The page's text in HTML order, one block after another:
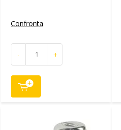
Confronta
- +